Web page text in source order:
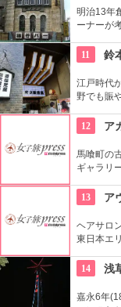
明治13年
ーナーが
がいい。
11 鈴
江戸時代
野でも賑
ず入って
12 ア
馬喰町の
ギャラリ
注目を浴
13 ア
ヘアサロ
東日本エ
豊かな時
14 浅
嘉永6年